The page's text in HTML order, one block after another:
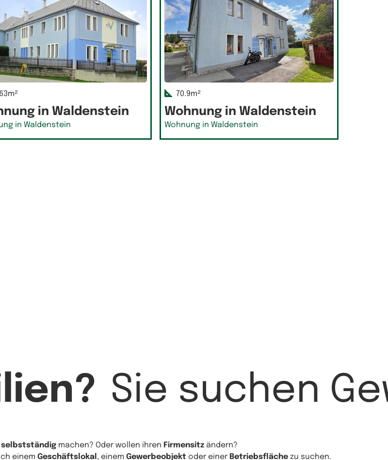
in Waldenstein
in Waldenstein
70.9m²
Wohnung in Waldenstein
Wohnung in Waldenstein
Sie suchen
selbstständig machen? Oder wollen ihren Firmensitz ändern?
einem Geschäftslokal , einem Gewerbeobjekt oder einer Betriebsfläche zu suchen.